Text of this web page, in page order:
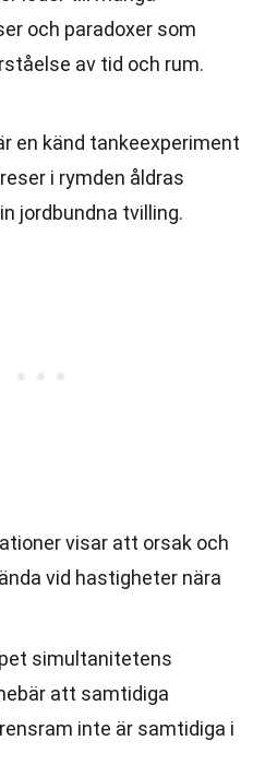
och paradoxer som
av tid och rum.
en känd tankeexperiment
i rymden åldras
jordbundna tvilling.
visar att orsak och
vid hastigheter nära
simultanitetens
att samtidiga
inte är samtidiga i